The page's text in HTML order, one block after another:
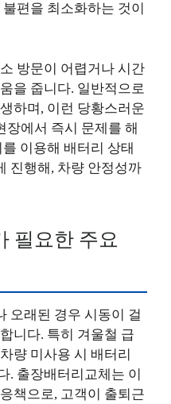
편을 최소화하는 것이
방문이 어렵거나 시간
을 줍니다. 일반적으로
하며, 이런 당황스러운
장에서 즉시 문제를 해
이용해 배터리 상태
진행해, 차량 안정성까
필요한 주요
오래된 경우 시동이 걸
니다. 특히 겨울철 급
량 미사용 시 배터리
. 출장배터리교체는 이
책으로, 고객이 출퇴근